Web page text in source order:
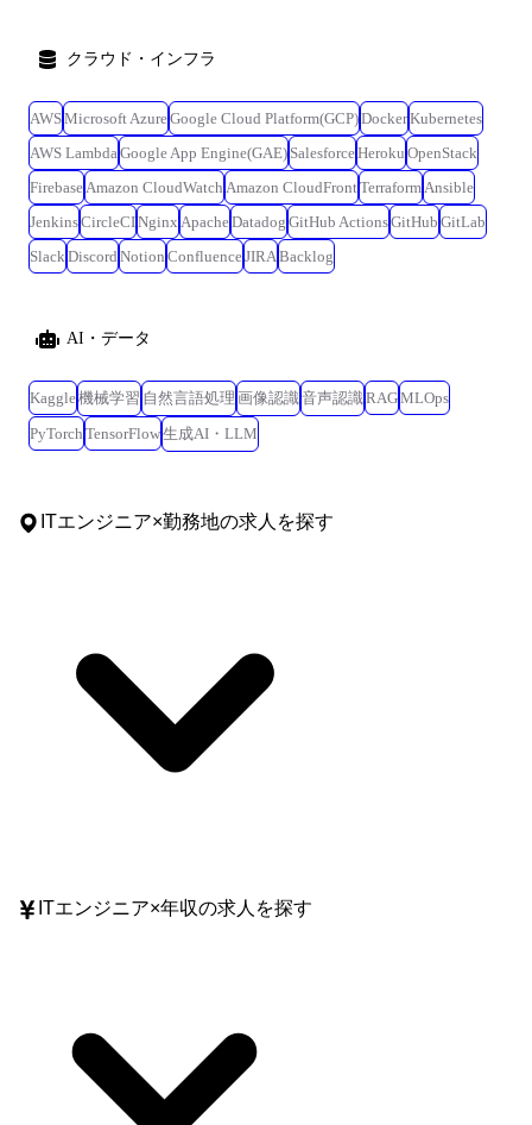
クラウド・インフラ
AWSMicrosoft AzureGoogle Cloud Platform(GCP)DockerKubernetes
AWS LambdaGoogle App Engine(GAE) SalesforceHeroku OpenStack
FirebaseAmazon CloudWatch Amazon CloudFrontTerraformAnsible
JenkinsCircleCINginx ApacheDatadog GitHub ActionsGitHub GitLab
SlackDiscord Notion ConfluenceJIRABacklog
AI・データ
Kaggle機械学習 自然言語処理 画像認識音声認識RAGMLOps
PyTorch TensorFlow生成AI・LLM
ITエンジニア×勤務地の求人を探す
ITエンジニア×年収の求人を探す